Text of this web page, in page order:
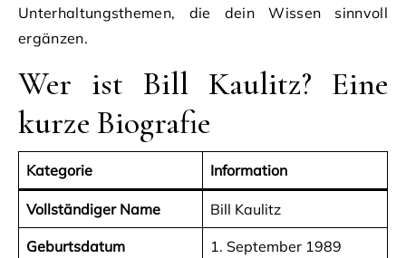
Unterhaltungsthemen, die dein Wissen sinnvoll
ergänzen.
Wer ist Bill Kaulitz? Eine
kurze Biografie
Kategorie Information
Vollständiger Name Bill Kaulitz
Geburtsdatum 1. September 1989